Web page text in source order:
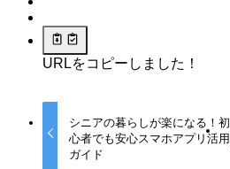
URLをコピーしました！
シニアの暮らしが楽になる！初
心者でも安心スマホアプリ活用
ガイド